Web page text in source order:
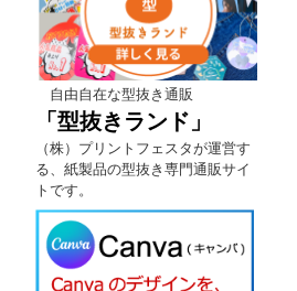
自由自在な型抜き通販
「型抜きランド」
（株）プリントフェスタが運営す
る、紙製品の型抜き専門通販サイ
トです。